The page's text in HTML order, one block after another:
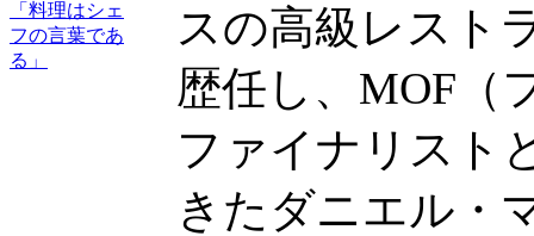
スの高級レスト
歴任し、MOF（
ファイナリスト
きたダニエル・